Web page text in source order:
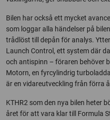
Bilen har också ett mycket
som loggar alla händelser på
trådlöst till depån för analys.
Launch Control, ett system där
och antispinn – föraren behöver
Motorn, en fyrcylindrig
är en vidareutveckling från förra
KTHR2 som den nya bilen heter
året för att vara klar till Formula